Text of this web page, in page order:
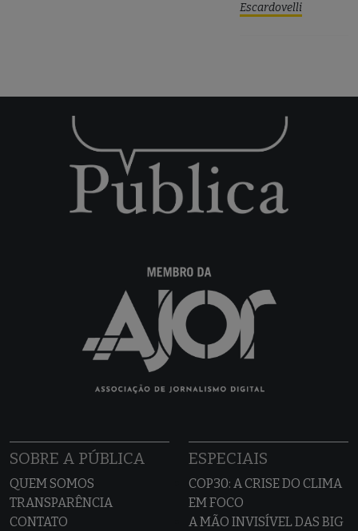
Escardovelli
SOBRE A PÚBLICA
QUEM SOMOS
TRANSPARÊNCIA
CONTATO
ESPECIAIS
COP30: A CRISE DO CLIMA
EM FOCO
A MÃO INVISÍVEL DAS BIG